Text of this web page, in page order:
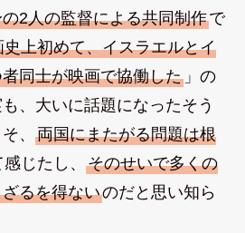
2人の監督による共同制作で
史上初めて、イスラエルとイ
同士が映画で協働した」の
、大いに話題になったそう
、 両国にまたがる問題は根
じたし、 そのせいで多くの
るを得ないのだと思い知ら